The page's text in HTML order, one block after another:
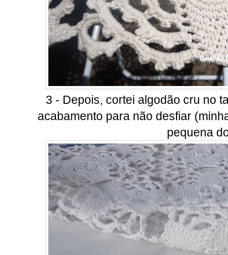
3 - Depois, cortei algodão cru no
acabamento para não desfiar
pequena